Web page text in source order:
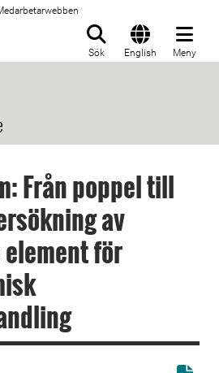
Sök English Meny
Från poppel till
av
för